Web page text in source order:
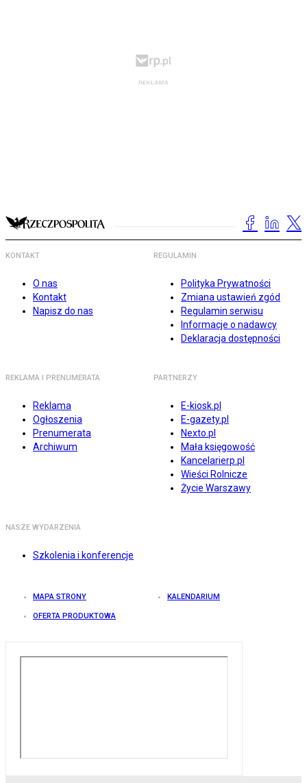
KONTAKT
O nas
Kontakt
Napisz do nas
REGULAMIN
Polityka Prywatności
Zmiana ustawień zgód
Regulamin serwisu
Informacje o nadawcy
Deklaracja dostępności
REKLAMA I PRENUMERATA
Reklama
Ogłoszenia
Prenumerata
Archiwum
PARTNERZY
E-kiosk.pl
E-gazety.pl
Nexto.pl
Mała księgowość
Kancelarierp.pl
Wieści Rolnicze
Życie Warszawy
NASZE WYDARZENIA
Szkolenia i konferencje
MAPA STRONY KALENDARIUM
OFERTA PRODUKTOWA